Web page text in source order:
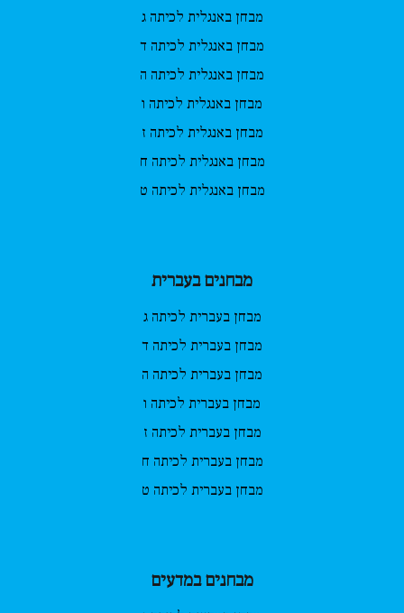
מבחן באנגלית לכיתה ג
מבחן באנגלית לכיתה ד
מבחן באנגלית לכיתה ה
מבחן באנגלית לכיתה ו
מבחן באנגלית לכיתה ז
מבחן באנגלית לכיתה ח
מבחן באנגלית לכיתה ט
מבחנים בעברית
מבחן בעברית לכיתה ג
מבחן בעברית לכיתה ד
מבחן בעברית לכיתה ה
מבחן בעברית לכיתה ו
מבחן בעברית לכיתה ז
מבחן בעברית לכיתה ח
מבחן בעברית לכיתה ט
מבחנים במדעים